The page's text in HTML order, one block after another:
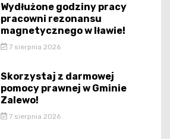
Wydłużone godziny pracy
pracowni rezonansu
magnetycznego w Iławie!
7 sierpnia 2026
Skorzystaj z darmowej
pomocy prawnej w Gminie
Zalewo!
7 sierpnia 2026